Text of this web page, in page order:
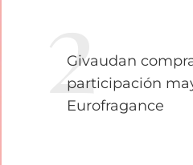
Givaudan
participación
Eurofragance